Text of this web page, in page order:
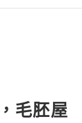
毛胚屋